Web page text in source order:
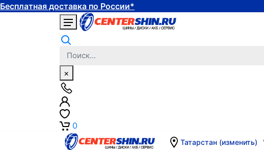
Бесплатная доставка по России*
×
0
Татарстан (изменить)